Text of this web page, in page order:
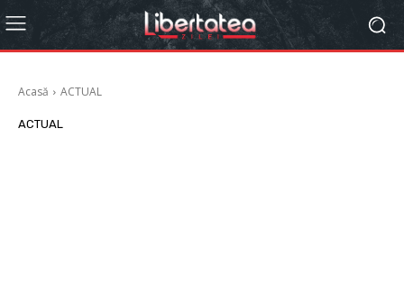
Acasă ACTUAL
ACTUAL